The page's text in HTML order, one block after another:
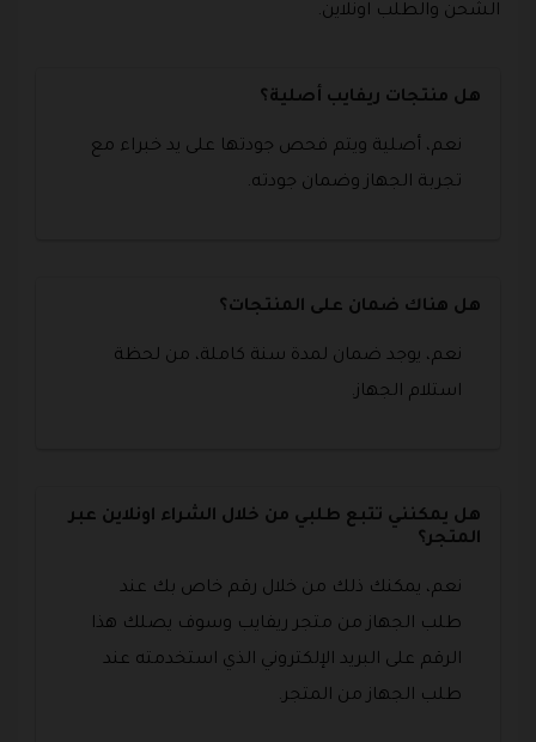
الشحن والطلب اونلاين.
هل منتجات ريفايب أصلية؟
نعم، أصلية ويتم فحص جودتها على يد خبراء مع
تجربة الجهاز وضمان جودته.
هل هناك ضمان على المنتجات؟
نعم، يوجد ضمان لمدة سنة كاملة، من لحظة
استلام الجهاز.
هل يمكنني تتبع طلبي من خلال الشراء اونلاين عبر
المتجر؟
نعم، يمكنك ذلك من خلال رقم خاص بك عند
طلب الجهاز من متجر ريفايب وسوف يصلك هذا
الرقم على البريد الإلكتروني الذي استخدمته عند
طلب الجهاز من المتجر.